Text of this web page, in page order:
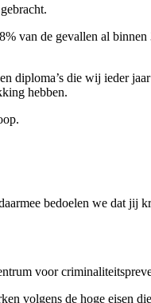
van de gevallen al
diploma’s die wij ieder
hebben.
bedoelen we dat
voor
volgens de hoge eisen